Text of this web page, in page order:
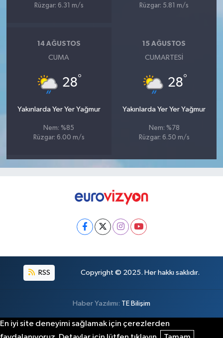
Rüzgar: 6.31 m/s
Rüzgar: 5.81 m/s
14 AĞUSTOS
CUMA
28°
Yakınlarda Yer Yer Yağmur
Nem: %85
Rüzgar: 6.00 m/s
15 AĞUSTOS
CUMARTESI
28°
Yakınlarda Yer Yer Yağmur
Nem: %78
Rüzgar: 6.50 m/s
RSS Copyright © 2025. Her hakkı saklıdır.
Haber Yazılımı: TE Bilişim
En iyi site deneyimi sağlamak için çerezlerden